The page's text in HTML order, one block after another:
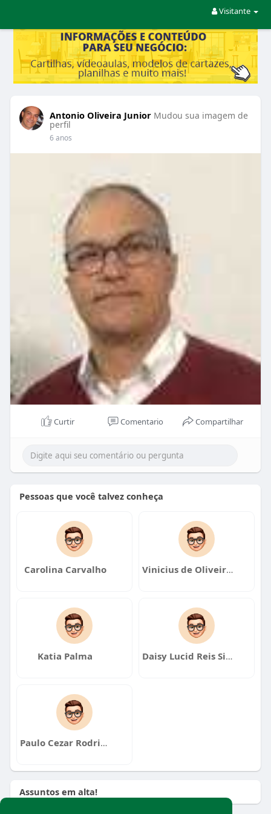
Visitante
Antonio Oliveira Junior Mudou sua imagem de
perfil
6 anos
Curtir Comentario Compartilhar
Pessoas que você talvez conheça
Carolina Carvalho Vinicius de Oliveira Souza
Katia Palma Daisy Lucid Reis Silva
Paulo Cezar Rodrigues
Assuntos em alta!